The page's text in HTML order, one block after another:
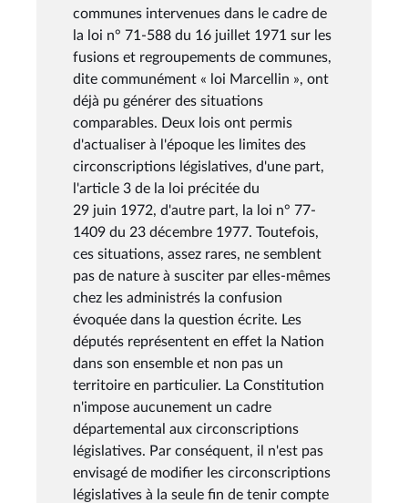
communes intervenues dans le cadre de
la loi n° 71-588 du 16 juillet 1971 sur les
fusions et regroupements de communes,
dite communément « loi Marcellin », ont
déjà pu générer des situations
comparables. Deux lois ont permis
d'actualiser à l'époque les limites des
circonscriptions législatives, d'une part,
l'article 3 de la loi précitée du
29 juin 1972, d'autre part, la loi n° 77-
1409 du 23 décembre 1977. Toutefois,
ces situations, assez rares, ne semblent
pas de nature à susciter par elles-mêmes
chez les administrés la confusion
évoquée dans la question écrite. Les
députés représentent en effet la Nation
dans son ensemble et non pas un
territoire en particulier. La Constitution
n'impose aucunement un cadre
départemental aux circonscriptions
législatives. Par conséquent, il n'est pas
envisagé de modifier les circonscriptions
législatives à la seule fin de tenir compte